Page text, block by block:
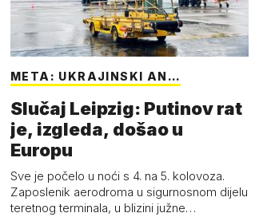
META: UKRAJINSKI AN…
Slučaj Leipzig: Putinov rat
je, izgleda, došao u
Europu
Sve je počelo u noći s 4. na 5. kolovoza.
Zaposlenik aerodroma u sigurnosnom dijelu
teretnog terminala, u blizini južne…